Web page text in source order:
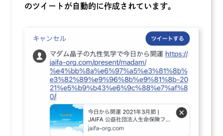
のツイートが自動的に作成されています。